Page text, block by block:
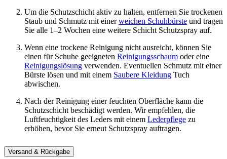
Um die Schutzschicht aktiv zu halten, entfernen Sie trockenen
Staub und Schmutz mit einerweichen Schuhbürste und tragen
Sie alle 1–2 Wochen eine weitere Schicht Schutzspray auf.
Wenn eine trockene Reinigung nicht ausreicht, können Sie
einen für Schuhe geeigneten Reinigungsschaum oder eine
Reinigungslösung verwenden. Eventuellen Schmutz mit einer
Bürste lösen und mit einem Saubere Kleidung Tuch
abwischen.
Nach der Reinigung einer feuchten Oberfläche kann die
Schutzschicht beschädigt werden. Wir empfehlen, die
Luftfeuchtigkeit des Leders mit einem Lederpflege zu
erhöhen, bevor Sie erneut Schutzspray auftragen.
Versand & Rückgabe